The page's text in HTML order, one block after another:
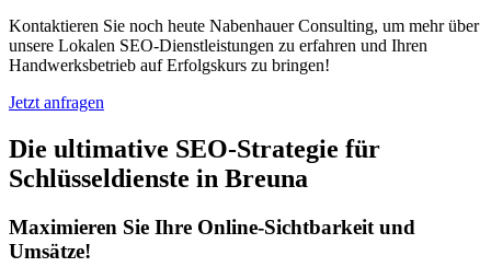
Kontaktieren Sie noch heute Nabenhauer Consulting, um mehr über
unsere Lokalen SEO-Dienstleistungen zu erfahren und Ihren
Handwerksbetrieb auf Erfolgskurs zu bringen!
Jetzt anfragen
Die ultimative SEO-Strategie für
Schlüsseldienste in Breuna
Maximieren Sie Ihre Online-Sichtbarkeit und
Umsätze!